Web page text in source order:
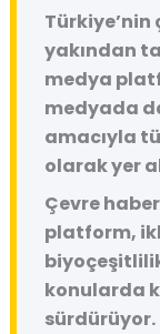
yakından
medya
medyada
amacıyla
olarak yer
Çevre
platform,
konularda
sürdürüyor.